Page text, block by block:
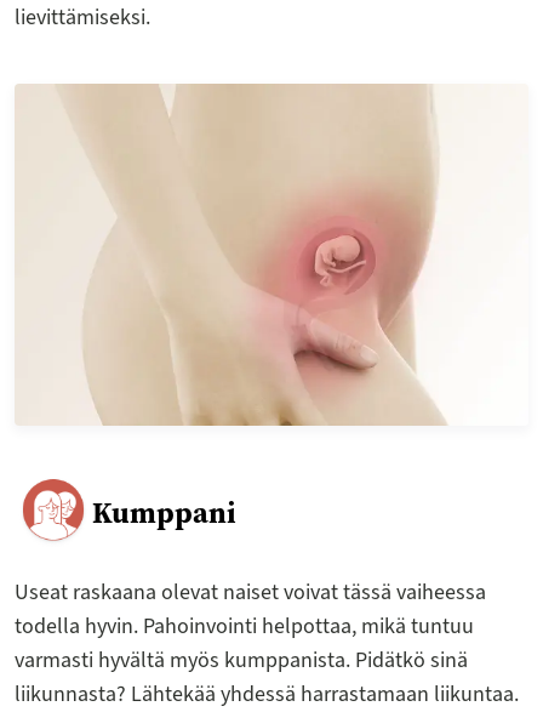
lievittämiseksi.
Kumppani
Useat raskaana olevat naiset voivat tässä vaiheessa
todella hyvin. Pahoinvointi helpottaa, mikä tuntuu
varmasti hyvältä myös kumppanista. Pidätkö sinä
liikunnasta? Lähtekää yhdessä harrastamaan liikuntaa.